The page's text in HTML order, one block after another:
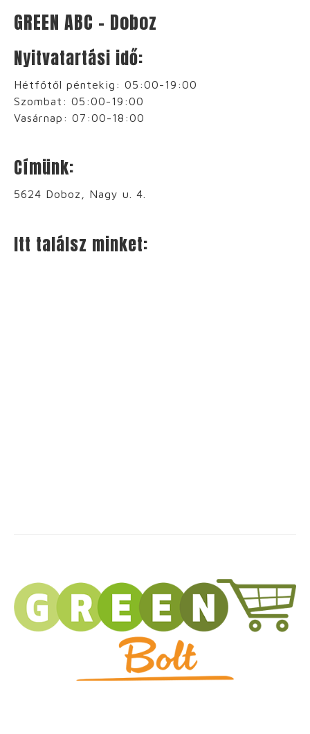
GREEN ABC – Doboz
Nyitvatartási idő:
Hétfőtől péntekig: 05:00-19:00
Szombat: 05:00-19:00
Vasárnap: 07:00-18:00
Címünk:
5624 Doboz, Nagy u. 4.
Itt találsz minket: